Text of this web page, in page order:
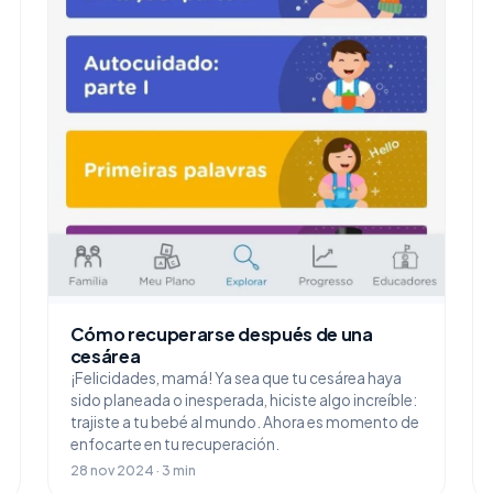
Cómo recuperarse después de una
cesárea
¡Felicidades, mamá! Ya sea que tu cesárea haya
sido planeada o inesperada, hiciste algo increíble:
trajiste a tu bebé al mundo. Ahora es momento de
enfocarte en tu recuperación.
28 nov 2024 · 3 min